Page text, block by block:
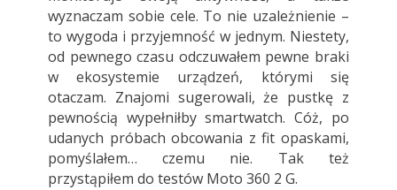
wyznaczam sobie cele. To nie uzależnienie –
to wygoda i przyjemność w jednym. Niestety,
od pewnego czasu odczuwałem pewne braki
w ekosystemie urządzeń, którymi się
otaczam. Znajomi sugerowali, że pustkę z
pewnością wypełniłby smartwatch. Cóż, po
udanych próbach obcowania z fit opaskami,
pomyślałem… czemu nie. Tak też
przystąpiłem do testów Moto 360 2 G.